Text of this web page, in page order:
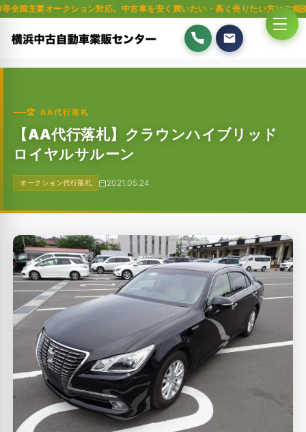
ション対応。中古車を安く買いたい・高く売りたい方はご相談ください。
🏆 AA代行落札
【AA代行落札】クラウンハイブリッド
ロイヤルサルーン
オークション代行落札 2021.05.24